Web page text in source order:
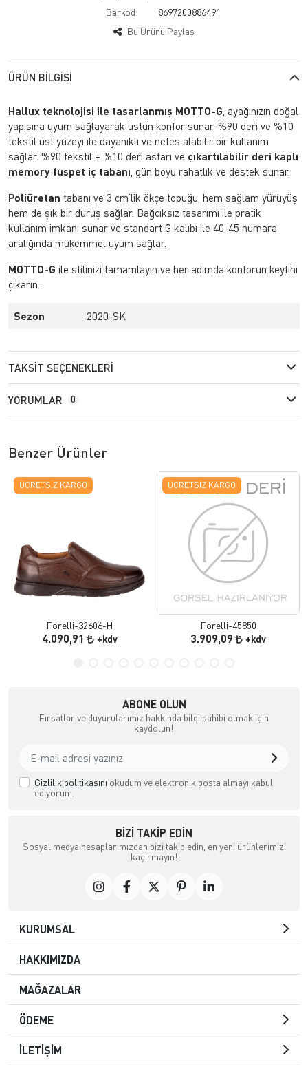
Barkod:
8697200886491
Bu Ürünü Paylaş
ÜRÜN BILGISI
Hallux teknolojisi ile tasarlanmış MOTTO-G , ayağınızın doğal
yapısına uyum sağlayarak üstün konfor sunar. %90 deri ve %10
tekstil üst yüzeyi ile dayanıklı ve nefes alabilir bir kullanım
sağlar. %90 tekstil + %10 deri astarı ve çıkartılabilir deri kaplı
memory fuspet iç tabanı , gün boyu rahatlık ve destek sunar.
Poliüretan tabanı ve 3 cm’lik ökçe topuğu, hem sağlam yürüyüş
hem de şık bir duruş sağlar. Bağcıksız tasarımı ile pratik
kullanım imkanı sunar ve standart G kalıbı ile 40-45 numara
aralığında mükemmel uyum sağlar.
MOTTO-G ile stilinizi tamamlayın ve her adımda konforun keyfini
çıkarın.
Sezon 2020-SK
TAKSIT SEÇENEKLERI
YORUMLAR 0
Benzer Ürünler
ÜCRETSIZ KARGO
Forelli-32606-H
4.090,91 +kdv
ÜCRETSIZ KARGO
Forelli-45850
3.909,09 +kdv
ABONE OLUN
Fırsatlar ve duyurularımız hakkında bilgi sahibi olmak için
kaydolun!
Gizlilik politikasını okudum ve elektronik posta almayı kabul
ediyorum.
BIZI TAKIP EDIN
Sosyal medya hesaplarımızdan bizi takip edin, en yeni ürünlerimizi
kaçırmayın!
KURUMSAL
HAKKIMIZDA
MAĞAZALAR
ÖDEME
İLETİŞİM